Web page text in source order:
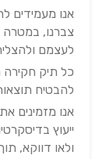
אנו מעמידים
צברנו,
לעצמם
כל תיק חקירה
להבטיח
אנו מזמינים
ייעוץ
ולאו דווקא,